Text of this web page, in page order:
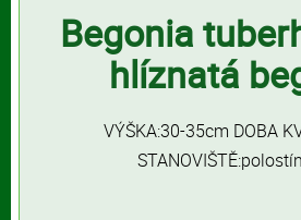
Begonia
hlíznatá
VÝŠKA:30-35cm DOBA